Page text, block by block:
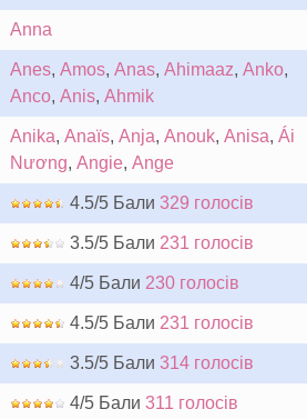
Anna
Anes, Amos, Anas, Ahimaaz, Anko,
Anco, Anis, Ahmik
Anika, Anaïs, Anja, Anouk, Anisa, Ái
Nương, Angie, Ange
4.5/5 Бали 329 голосів
3.5/5 Бали 231 голосів
4/5 Бали 230 голосів
4.5/5 Бали 231 голосів
3.5/5 Бали 314 голосів
4/5 Бали 311 голосів